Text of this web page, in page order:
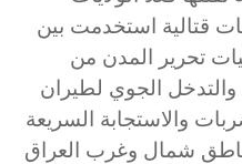
قتالية استخدمت بين
عمليات تحرير المدن من
الجوي لطيران
والاستجابة السريعة
شمال وغرب العراق